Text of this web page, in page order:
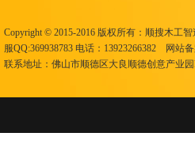
Copyright © 2015-2016 版权所有 ：顺搜木工智
服QQ:369938783 电话：13923266382 网站
联系地址：佛山市顺德区大良顺德创意产业